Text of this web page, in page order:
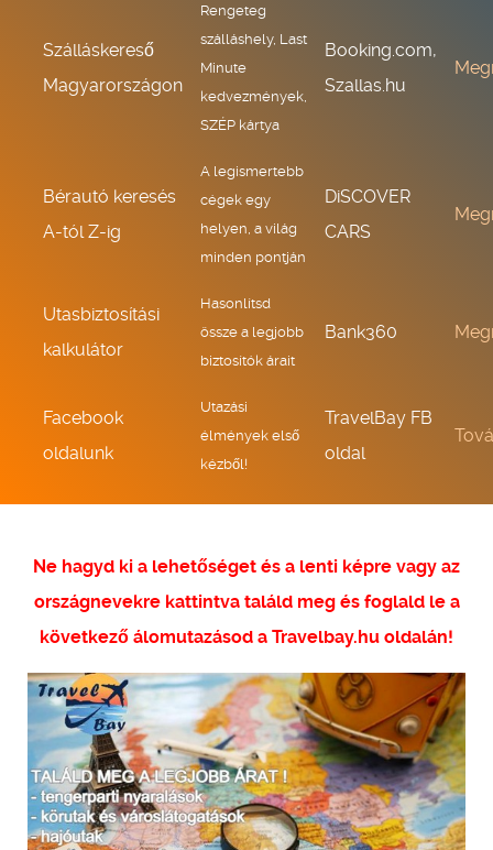
Szálláskereső
Magyarországon
Rengeteg
szálláshely, Last
Minute
kedvezmények,
SZÉP kártya
Booking.com,
Szallas.hu
Bérautó keresés
A-tól Z-ig
A legismertebb
cégek egy
helyen, a világ
minden pontján
DiSCOVER
CARS
Utasbiztosítási
kalkulátor
Hasonlítsd
össze a legjobb
biztosítók árait
Bank360
Facebook
oldalunk
Utazási
élmények első
kézből!
TravelBay FB
oldal
Ne hagyd ki a lehetőséget és a lenti képre vagy az
országnevekre kattintva találd meg és foglald le a
következő álomutazásod a Travelbay.hu oldalán!